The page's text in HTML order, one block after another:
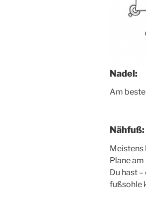
Nadel:
Am
Nähfuß:
Meis­tens
Pla­ne
Du hast
fuß­soh­le